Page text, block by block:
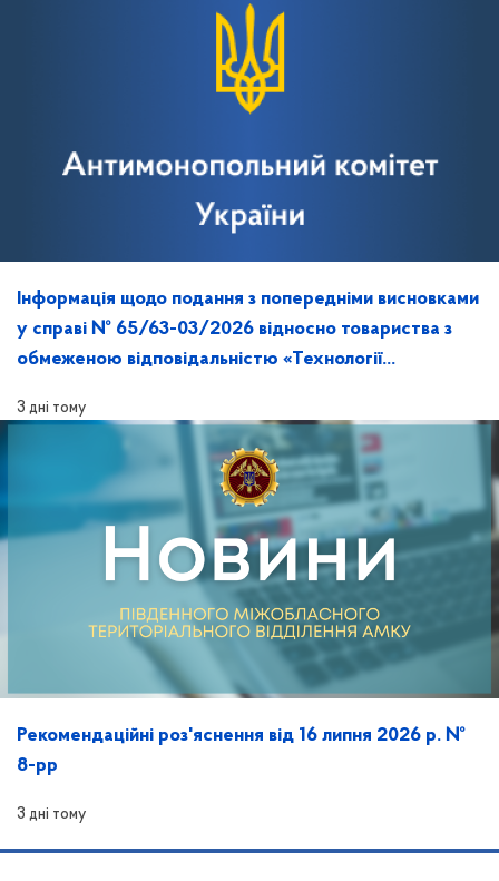
Інформація щодо подання з попередніми висновками
у справі № 65/63-03/2026 відносно товариства з
обмеженою відповідальністю «Технології
3 дні тому
Рекомендаційні роз'яснення від 16 липня 2026 р. №
8-рр
3 дні тому